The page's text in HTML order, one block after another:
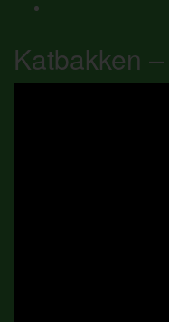
Katbakken